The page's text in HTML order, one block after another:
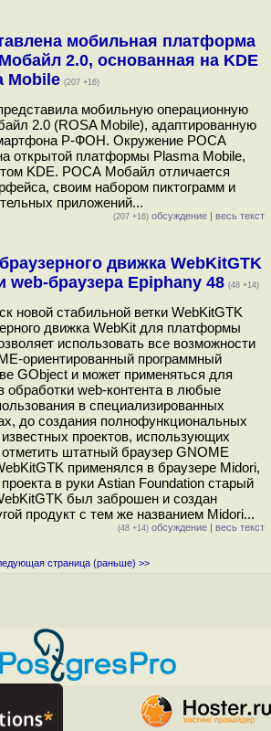
мобильная платформа
2.0, основанная на KDE
Mobile (207 +16)
мобильную операционную
2.0 (ROSA Mobile), адаптированную
Р-ФОН. Окружение РОСА
открытой платформы Plasma Mobile,
KDE. РОСА Мобайл отличается
своим набором пиктограмм и
приложений...
(207 +16) обсуждение | весь текст
движка WebKitGTK
web-браузера Epiphany 48 (48 +14)
новой стабильной ветки WebKitGTK
движка WebKit для платформы
использовать все возможности
ориентированный программный
GObject и может применяться для
обработки web-контента в любые
в специализированных
до создания полнофункциональных
проектов, использующих
штатный браузер GNOME
применялся в браузере Midori,
в руки Astian Foundation старый
был заброшен и создан
продукт с тем же названием Midori...
(48 +14) обсуждение | весь текст
страница (раньше) >>